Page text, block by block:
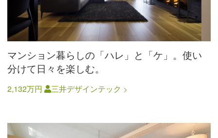
マンション暮らしの「ハレ」と「ケ」。使い
分けて日々を楽しむ。
2,132万円 三井デザインテック